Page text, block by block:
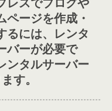
ページを作成・
るには、レンタ
バーが必要で
ンタルサーバー
す。